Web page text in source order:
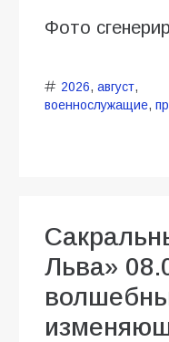
Фото
2026, август,
военнослужащие,
Льва»